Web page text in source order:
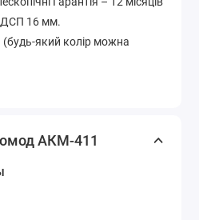
ДСП 16 мм.
який колір можна
АКМ-411